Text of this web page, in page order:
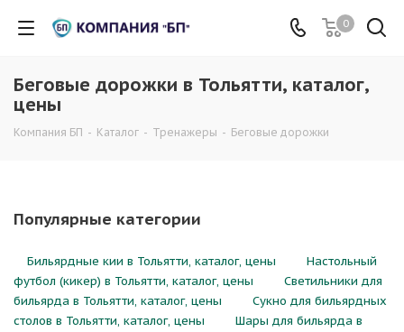
0
Беговые дорожки в Тольятти, каталог,
цены
Компания БП - Каталог - Тренажеры - Беговые дорожки
Популярные категории
Бильярдные кии в Тольятти, каталог, цены
Настольный
футбол (кикер) в Тольятти, каталог, цены
Светильники для
бильярда в Тольятти, каталог, цены
Сукно для бильярдных
столов в Тольятти, каталог, цены
Шары для бильярда в